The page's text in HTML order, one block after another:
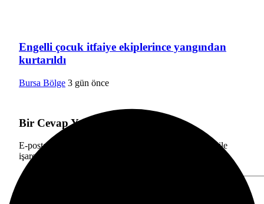
Engelli çocuk itfaiye ekiplerince yangından
kurtarıldı
Bursa Bölge 3 gün önce
Bir Cevap Yaz
E-posta adresiniz yayınlanmayacak.
ile
işaretlenmişlerdir